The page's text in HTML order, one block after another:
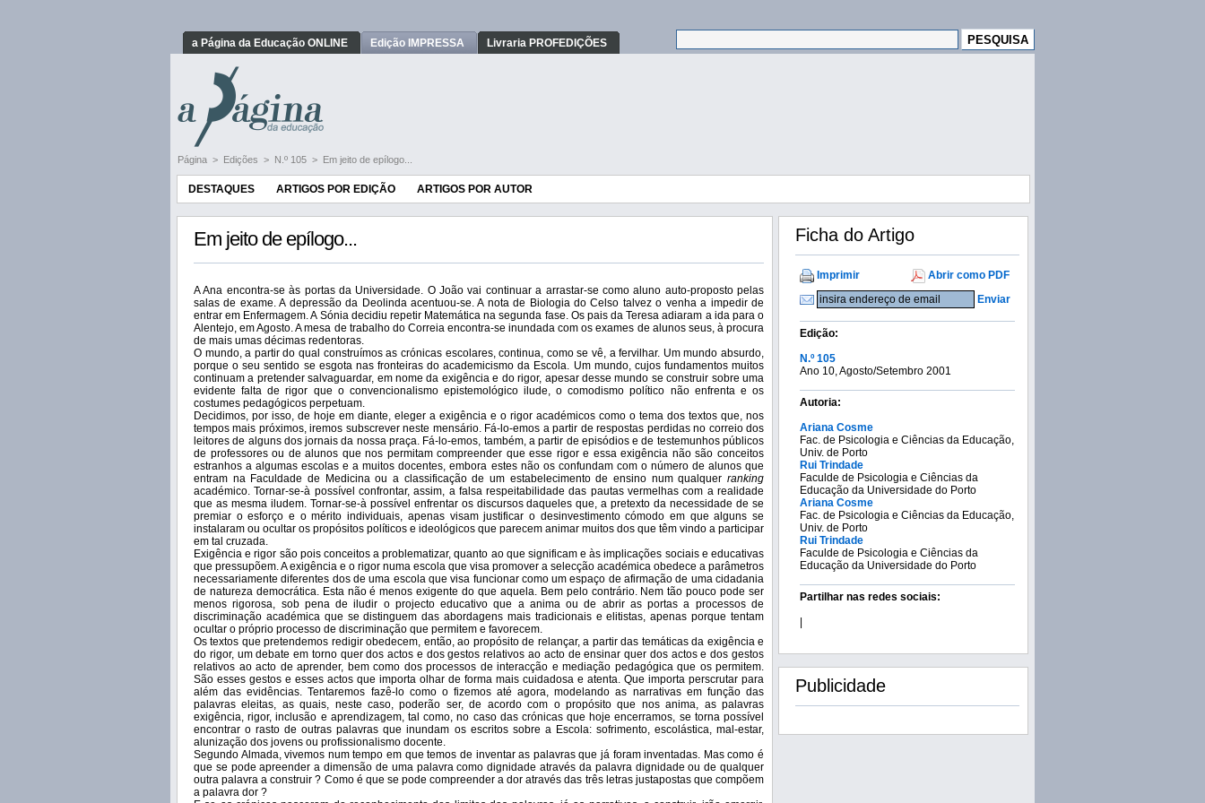
a Página da Educação ONLINE Edição IMPRESSA Livraria PROFEDIÇÕES
Página > Edições > N.º 105 > Em jeito de epílogo...
DESTAQUES ARTIGOS POR EDIÇÃO ARTIGOS POR AUTOR
Em jeito de epílogo...
A Ana encontra-se às portas da Universidade. O João vai continuar a arrastar-se como aluno auto-proposto pelas
salas de exame. A depressão da Deolinda acentuou-se. A nota de Biologia do Celso talvez o venha a impedir de
entrar em Enfermagem. A Sónia decidiu repetir Matemática na segunda fase. Os pais da Teresa adiaram a ida para o
Alentejo, em Agosto. A mesa de trabalho do Correia encontra-se inundada com os exames de alunos seus, à procura
de mais umas décimas redentoras.
O mundo, a partir do qual construímos as crónicas escolares, continua, como se vê, a fervilhar. Um mundo absurdo,
porque o seu sentido se esgota nas fronteiras do academicismo da Escola. Um mundo, cujos fundamentos muitos
continuam a pretender salvaguardar, em nome da exigência e do rigor, apesar desse mundo se construir sobre uma
evidente falta de rigor que o convencionalismo epistemológico ilude, o comodismo político não enfrenta e os
costumes pedagógicos perpetuam.
Decidimos, por isso, de hoje em diante, eleger a exigência e o rigor académicos como o tema dos textos que, nos
tempos mais próximos, iremos subscrever neste mensário. Fá-lo-emos a partir de respostas perdidas no correio dos
leitores de alguns dos jornais da nossa praça. Fá-lo-emos, também, a partir de episódios e de testemunhos públicos
de professores ou de alunos que nos permitam compreender que esse rigor e essa exigência não são conceitos
estranhos a algumas escolas e a muitos docentes, embora estes não os confundam com o número de alunos que
entram na Faculdade de Medicina ou a classificação de um estabelecimento de ensino num qualquer ranking
académico. Tornar-se-à possível confrontar, assim, a falsa respeitabilidade das pautas vermelhas com a realidade
que as mesma iludem. Tornar-se-à possível enfrentar os discursos daqueles que, a pretexto da necessidade de se
premiar o esforço e o mérito individuais, apenas visam justificar o desinvestimento cómodo em que alguns se
instalaram ou ocultar os propósitos políticos e ideológicos que parecem animar muitos dos que têm vindo a participar
em tal cruzada.
Exigência e rigor são pois conceitos a problematizar, quanto ao que significam e às implicações sociais e educativas
que pressupõem. A exigência e o rigor numa escola que visa promover a selecção académica obedece a parâmetros
necessariamente diferentes dos de uma escola que visa funcionar como um espaço de afirmação de uma cidadania
de natureza democrática. Esta não é menos exigente do que aquela. Bem pelo contrário. Nem tão pouco pode ser
menos rigorosa, sob pena de iludir o projecto educativo que a anima ou de abrir as portas a processos de
discriminação académica que se distinguem das abordagens mais tradicionais e elitistas, apenas porque tentam
ocultar o próprio processo de discriminação que permitem e favorecem.
Os textos que pretendemos redigir obedecem, então, ao propósito de relançar, a partir das temáticas da exigência e
do rigor, um debate em torno quer dos actos e dos gestos relativos ao acto de ensinar quer dos actos e dos gestos
relativos ao acto de aprender, bem como dos processos de interacção e mediação pedagógica que os permitem.
São esses gestos e esses actos que importa olhar de forma mais cuidadosa e atenta. Que importa perscrutar para
além das evidências. Tentaremos fazê-lo como o fizemos até agora, modelando as narrativas em função das
palavras eleitas, as quais, neste caso, poderão ser, de acordo com o propósito que nos anima, as palavras
exigência, rigor, inclusão e aprendizagem, tal como, no caso das crónicas que hoje encerramos, se torna possível
encontrar o rasto de outras palavras que inundam os escritos sobre a Escola: sofrimento, escolástica, mal-estar,
alunização dos jovens ou profissionalismo docente.
Segundo Almada, vivemos num tempo em que temos de inventar as palavras que já foram inventadas. Mas como é
que se pode apreender a dimensão de uma palavra como dignidade através da palavra dignidade ou de qualquer
outra palavra a construir ? Como é que se pode compreender a dor através das três letras justapostas que compõem
a palavra dor ?
Ficha do Artigo
Imprimir
Abrir como PDF
Enviar
Edição:
N.º 105
Ano 10, Agosto/Setembro 2001
Autoria:
Ariana Cosme
Fac. de Psicologia e Ciências da Educação,
Univ. de Porto
Rui Trindade
Faculde de Psicologia e Ciências da
Educação da Universidade do Porto
Ariana Cosme
Fac. de Psicologia e Ciências da Educação,
Univ. de Porto
Rui Trindade
Faculde de Psicologia e Ciências da
Educação da Universidade do Porto
Partilhar nas redes sociais:
Publicidade